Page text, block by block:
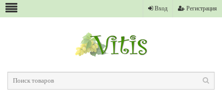
Вход Регистрация